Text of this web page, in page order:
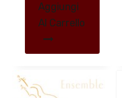
Aggiungi
Al Carrello